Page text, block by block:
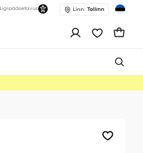
Ligipääsetavus Linn: Tallinn